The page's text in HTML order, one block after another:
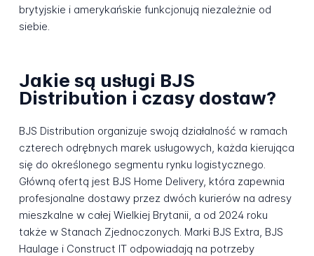
brytyjskie i amerykańskie funkcjonują niezależnie od
siebie.
Jakie są usługi BJS
Distribution i czasy dostaw?
BJS Distribution organizuje swoją działalność w ramach
czterech odrębnych marek usługowych, każda kierująca
się do określonego segmentu rynku logistycznego.
Główną ofertą jest BJS Home Delivery, która zapewnia
profesjonalne dostawy przez dwóch kurierów na adresy
mieszkalne w całej Wielkiej Brytanii, a od 2024 roku
także w Stanach Zjednoczonych. Marki BJS Extra, BJS
Haulage i Construct IT odpowiadają na potrzeby